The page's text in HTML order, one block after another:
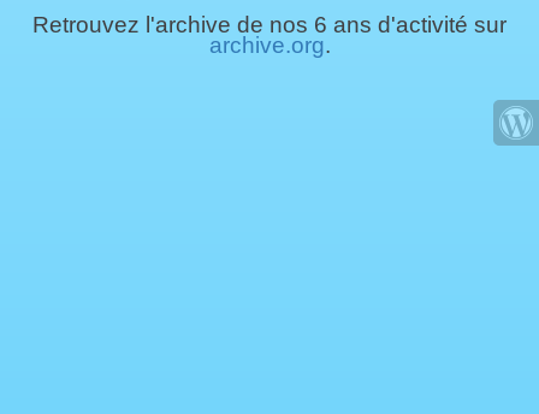
Retrouvez l'archive de nos 6 ans d'activité sur
archive.org.